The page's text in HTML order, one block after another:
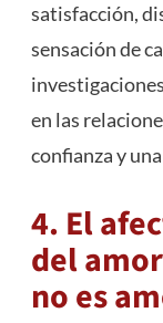
satisfacción,
sensación de
en las
confianza y
4. El
del
no es